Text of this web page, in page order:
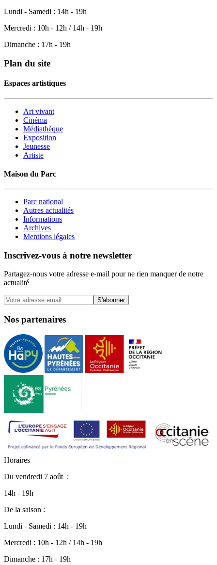
Lundi - Samedi : 14h - 19h
Mercredi : 10h - 12h / 14h - 19h
Dimanche : 17h - 19h
Plan du site
Espaces artistiques
Art vivant
Cinéma
Médiathèque
Exposition
Jeunesse
Artiste
Maison du Parc
Parc national
Autres actualités
Informations
Archives
Mentions légales
Inscrivez-vous à notre newsletter
Partagez-nous votre adresse e-mail pour ne rien manquer de notre
actualité
S'abonner
Nos partenaires
Horaires
Du vendredi 7 août :
14h - 19h
De la saison :
Lundi - Samedi : 14h - 19h
Mercredi : 10h - 12h / 14h - 19h
Dimanche : 17h - 19h